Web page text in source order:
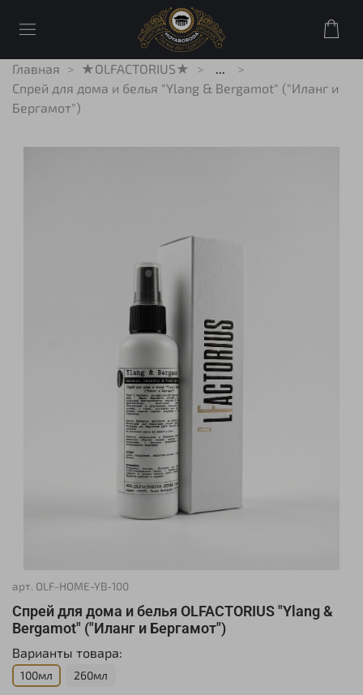
Главная ★OLFACTORIUS★
Спрей для дома и белья "Ylang & Bergamot" ("Иланг и
Бергамот")
арт. OLF-HOME-YB-100
Спрей для дома и белья OLFACTORIUS "Ylang &
Bergamot" ("Иланг и Бергамот")
Варианты товара:
100мл 260мл